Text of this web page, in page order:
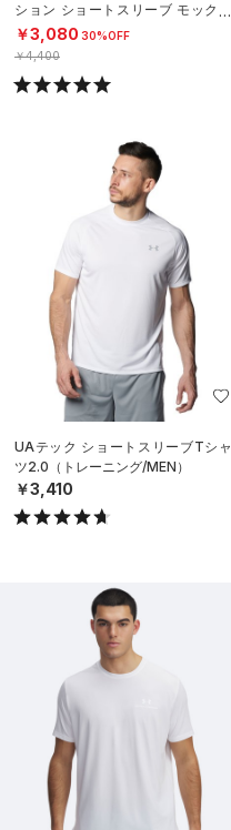
ション ショートスリーブ モックネ
ック シャツ（トレーニング/MEN）
￥3,080 30%OFF
￥4,400
UAテック ショートスリーブTシャ
ツ2.0（トレーニング/MEN）
￥3,410